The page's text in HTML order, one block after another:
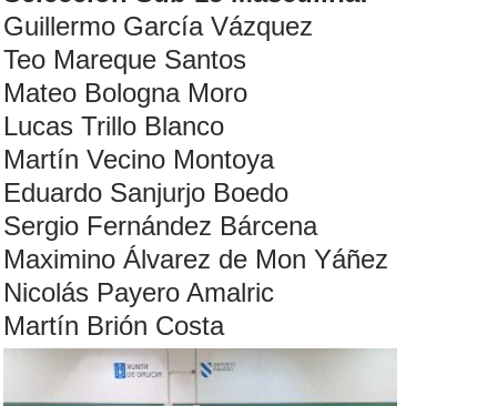
Guillermo García Vázquez
Teo Mareque Santos
Mateo Bologna Moro
Lucas Trillo Blanco
Martín Vecino Montoya
Eduardo Sanjurjo Boedo
Sergio Fernández Bárcena
Maximino Álvarez de Mon Yáñez
Nicolás Payero Amalric
Martín Brión Costa